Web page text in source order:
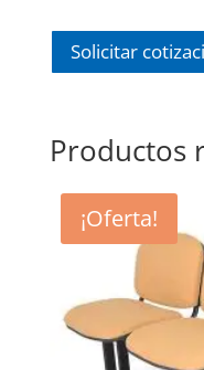
Solicitar
Productos
¡Oferta!